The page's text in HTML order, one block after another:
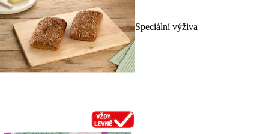
Speciální výživa